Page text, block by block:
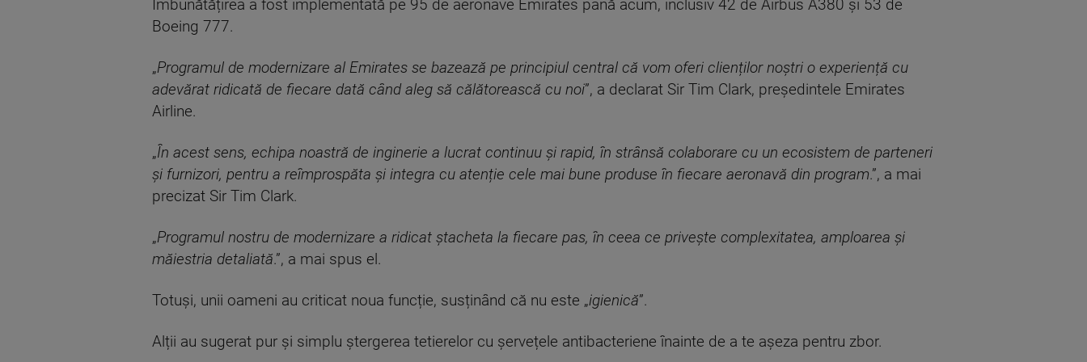
Îmbunătățirea a fost implementată pe 95 de aeronave Emirates până acum, inclusiv 42 de Airbus A380 și 53 de
Boeing 777.
„Programul de modernizare al Emirates se bazează pe principiul central că vom oferi clienților noștri o experiență cu
adevărat ridicată de fiecare dată când aleg să călătorească cu noi”, a declarat Sir Tim Clark, președintele Emirates
Airline.
„În acest sens, echipa noastră de inginerie a lucrat continuu și rapid, în strânsă colaborare cu un ecosistem de parteneri
și furnizori, pentru a reîmprospăta și integra cu atenție cele mai bune produse în fiecare aeronavă din program.”, a mai
precizat Sir Tim Clark.
„Programul nostru de modernizare a ridicat ștacheta la fiecare pas, în ceea ce privește complexitatea, amploarea și
măiestria detaliată.”, a mai spus el.
Totuși, unii oameni au criticat noua funcție, susținând că nu este „igienică”.
Alții au sugerat pur și simplu ștergerea tetierelor cu șervețele antibacteriene înainte de a te așeza pentru zbor.